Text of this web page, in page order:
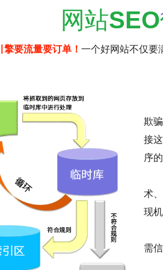
网站SEO
擎要流量要订单！ 一个好网站不仅要
欺
接
序
术
现机
需